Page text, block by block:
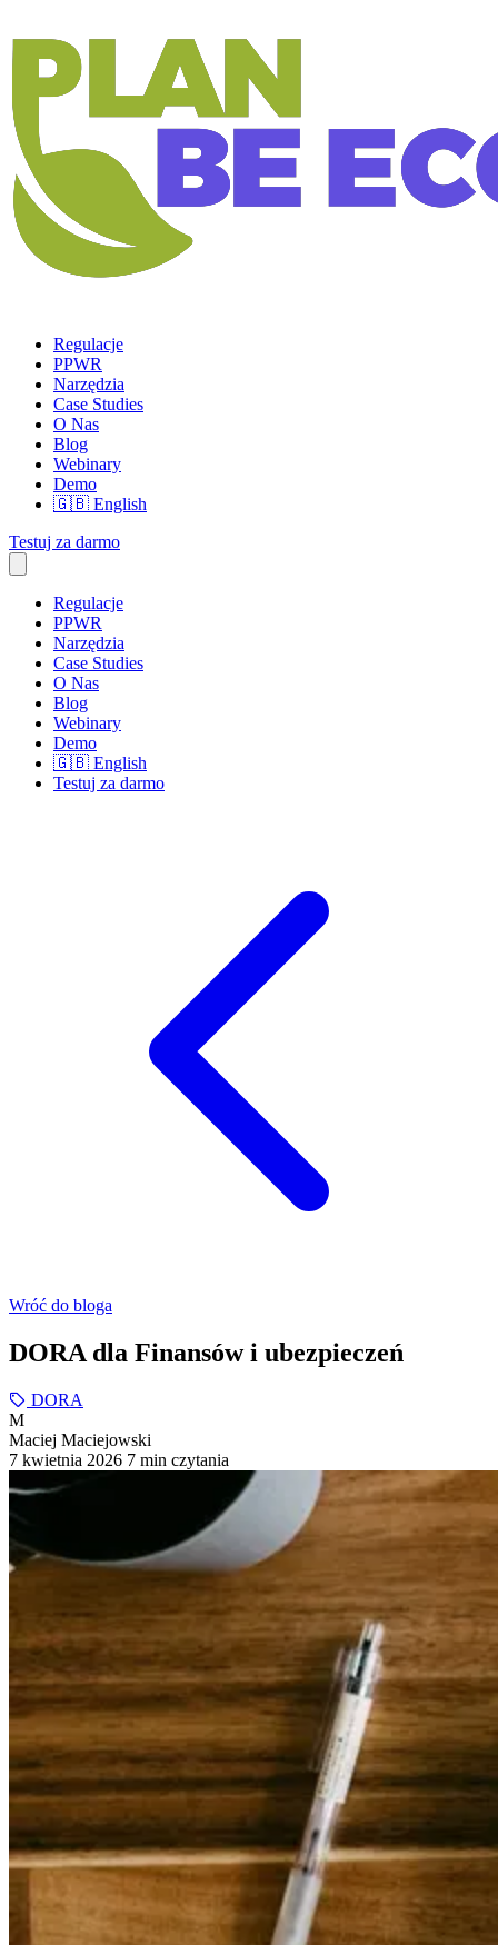
Regulacje
PPWR
Narzędzia
Case Studies
O Nas
Blog
Webinary
Demo
🇬🇧 English
Testuj za darmo
Regulacje
PPWR
Narzędzia
Case Studies
O Nas
Blog
Webinary
Demo
🇬🇧 English
Testuj za darmo
Wróć do bloga
DORA dla Finansów i ubezpieczeń
DORA
M
Maciej Maciejowski
7 kwietnia 2026 7 min czytania